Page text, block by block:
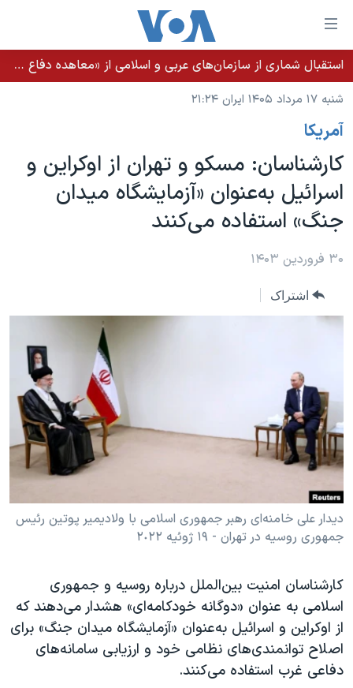
لینکهای
قابل
دسترسی
جهش
محتوای
اصلی
جهش
به
صفحه
جهش
خانه
نسخه سبک وب‌سایت
موضوع ها
ایران
آمریکا
جهان
ورزشی
حقوق شهروندی
اقتصادی
علم و فناوری
آرشیو پخش زنده
برنامه های تلویزیونی
جدول برنامه ها
صفحه‌های ویژه
جام جهانی ۲۰۲۶
انتخابات ریاست جمهوری آمریکا ۲۰۲۴
حمله جمهوری اسلامی به اسرائیل
رمز مهسا
مجموعه مستندهای دادخواهی
دادگاه حمید نوری
چهل سال گروگان‌گیری
قانون شفافیت دارائی کادر رهبری ایران
اعتراضات مردمی آبان ۹۸
فرکانس‌های صدای آمریکا
پخش رادیویی
یادگیری زبان انگلیسی
زبانهای مختلف
استقبال شماری از سازمان‌های عربی و اسلامی از «معاهده دفاع مشترک مکه»
شنبه ۱۷ مرداد ۱۴۰۵ ایران ۲۱:۲۴
آمريکا
کارشناسان: مسکو و تهران از اوکراین و
اسرائیل به‌عنوان «آزمایشگاه میدان
جنگ» استفاده می‌کنند
۳۰ فروردین ۱۴۰۳
اشتراک
دیدار علی خامنه‌ای رهبر جمهوری اسلامی با ولادیمیر پوتین رئیس
جمهوری روسیه در تهران - ١٩ ژوئیه ٢٠٢٢
کارشناسان امنیت بین‌الملل درباره روسیه و جمهوری
اسلامی به عنوان «دوگانه خودکامه‌ای» هشدار می‌دهند که
از اوکراین و اسرائیل به‌عنوان «آزمایشگاه میدان جنگ» برای
اصلاح توانمندی‌های نظامی خود و ارزیابی سامانه‌های
دفاعی غرب استفاده می‌کنند.